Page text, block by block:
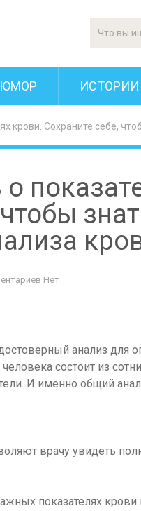
ЮМОР ИСТОРИИ
крови. Сохраните себе,
Нет
анализ для
состоит из
И именно общий
врачу увидеть
показателях крови